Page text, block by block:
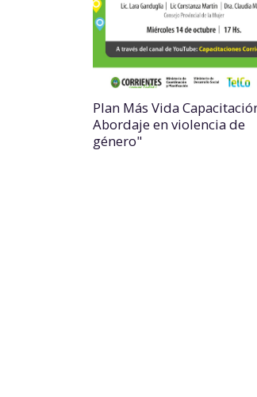
Plan Más Vida
Abordaje en violencia de
género"